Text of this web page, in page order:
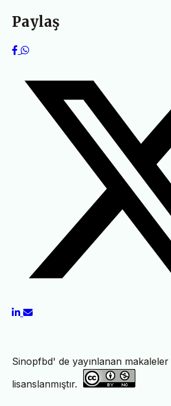
Paylaş
Sinopfbd' de yayınlanan makaleler
lisanslanmıştır.